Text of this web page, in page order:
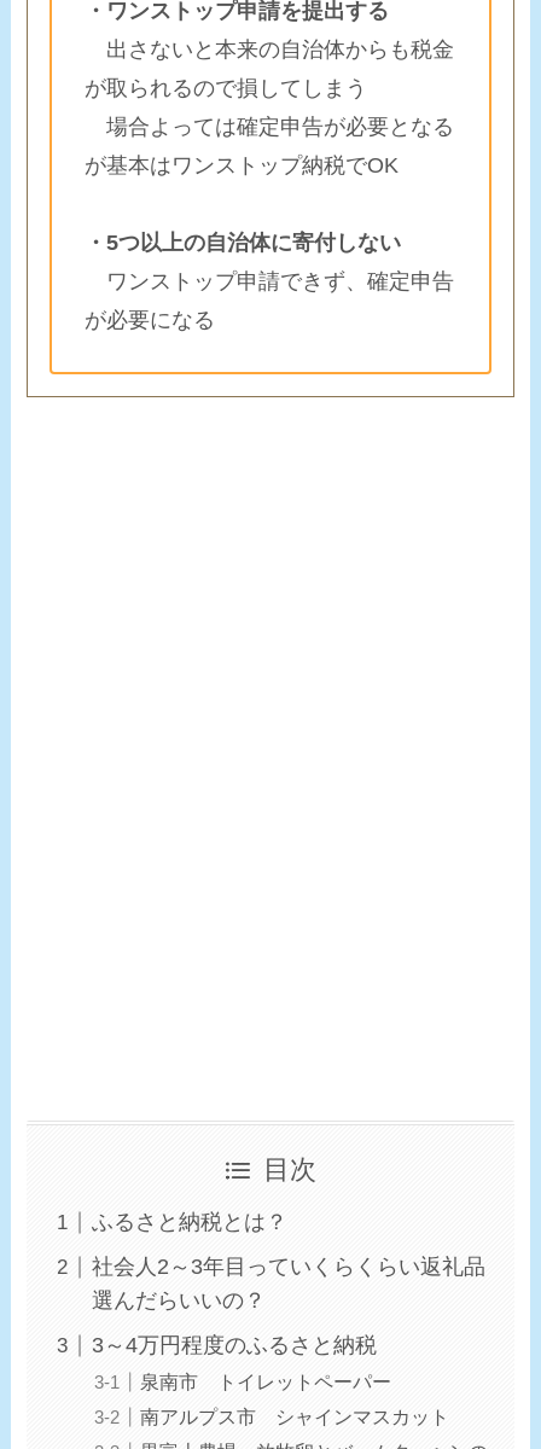
・ワンストップ申請を提出する
出さないと本来の自治体からも税金
が取られるので損してしまう
場合よっては確定申告が必要となる
が基本はワンストップ納税でOK
・5つ以上の自治体に寄付しない
ワンストップ申請できず、確定申告
が必要になる
目次
ふるさと納税とは？
社会人2～3年目っていくらくらい返礼品
選んだらいいの？
3～4万円程度のふるさと納税
泉南市 トイレットペーパー
南アルプス市 シャインマスカット